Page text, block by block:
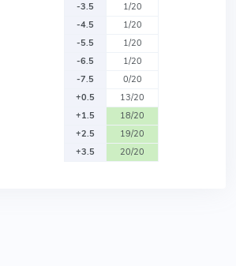
-3.5
1/20
-4.5
1/20
-5.5
1/20
-6.5
1/20
-7.5
0/20
+0.5
13/20
+1.5
18/20
+2.5
19/20
+3.5
20/20